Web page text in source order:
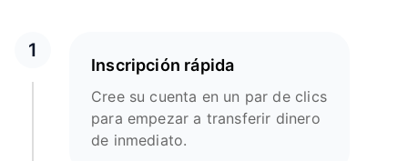
1
Inscripción rápida
Cree su cuenta en un par de clics
para empezar a transferir dinero
de inmediato.